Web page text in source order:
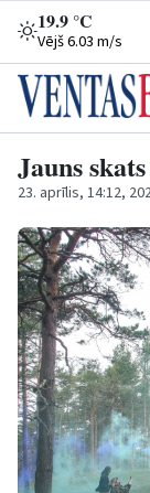
19.9 °C
Vējš 6.03 m/s
Jauns
23. aprīlis, 14:12,